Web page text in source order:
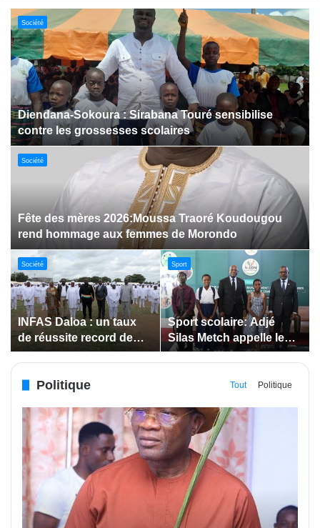
Culture
Dabakala:Le festival FEMUDA 2.0 dévoile des
innovations porteuses d’espoir pour la jeunesse
Sport
Jeux paralympiques de 2028 :
Société
Bodokro : 30 élèves
célébrés à la Journée de
l’Excellence du Lycée
Société
Insertion des jeunes: La
Côte d’Ivoire renforce le
suivi des conventions
Politique Tout Politique